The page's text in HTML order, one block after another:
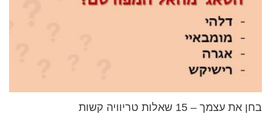
בחן את עצמך – 15 שאלות טריוויה קשות